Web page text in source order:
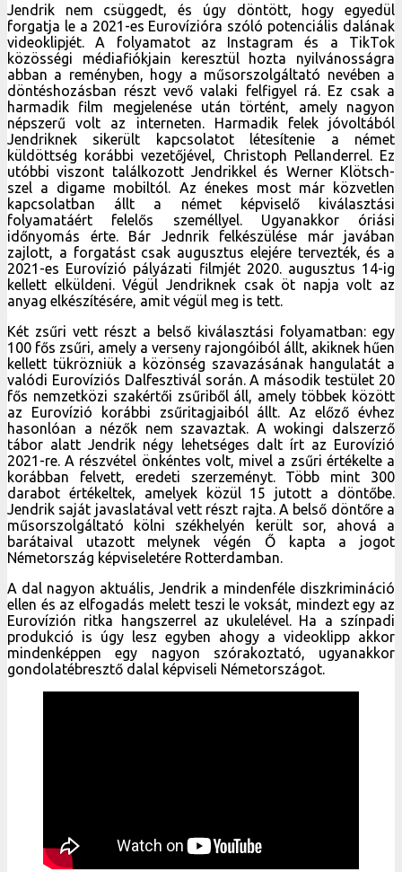
Jendrik nem csüggedt, és úgy döntött, hogy egyedül
forgatja le a 2021-es Eurovízióra szóló potenciális dalának
videoklipjét. A folyamatot az Instagram és a TikTok
közösségi médiafiókjain keresztül hozta nyilvánosságra
abban a reményben, hogy a műsorszolgáltató nevében a
döntéshozásban részt vevő valaki felfigyel rá. Ez csak a
harmadik film megjelenése után történt, amely nagyon
népszerű volt az interneten. Harmadik felek jóvoltából
Jendriknek sikerült kapcsolatot létesítenie a német
küldöttség korábbi vezetőjével, Christoph Pellanderrel. Ez
utóbbi viszont találkozott Jendrikkel és Werner Klötsch-
szel a digame mobiltól. Az énekes most már közvetlen
kapcsolatban állt a német képviselő kiválasztási
folyamatáért felelős személlyel. Ugyanakkor óriási
időnyomás érte. Bár Jednrik felkészülése már javában
zajlott, a forgatást csak augusztus elejére tervezték, és a
2021-es Eurovízió pályázati filmjét 2020. augusztus 14-ig
kellett elküldeni. Végül Jendriknek csak öt napja volt az
anyag elkészítésére, amit végül meg is tett.
Két zsűri vett részt a belső kiválasztási folyamatban: egy
100 fős zsűri, amely a verseny rajongóiból állt, akiknek hűen
kellett tükrözniük a közönség szavazásának hangulatát a
valódi Eurovíziós Dalfesztivál során. A második testület 20
fős nemzetközi szakértői zsűriből áll, amely többek között
az Eurovízió korábbi zsűritagjaiból állt. Az előző évhez
hasonlóan a nézők nem szavaztak. A wokingi dalszerző
tábor alatt Jendrik négy lehetséges dalt írt az Eurovízió
2021-re. A részvétel önkéntes volt, mivel a zsűri értékelte a
korábban felvett, eredeti szerzeményt. Több mint 300
darabot értékeltek, amelyek közül 15 jutott a döntőbe.
Jendrik saját javaslatával vett részt rajta. A belső döntőre a
műsorszolgáltató kölni székhelyén került sor, ahová a
barátaival utazott melynek végén Ő kapta a jogot
Németország képviseletére Rotterdamban.
A dal nagyon aktuális, Jendrik a mindenféle diszkrimináció
ellen és az elfogadás melett teszi le voksát, mindezt egy az
Eurovízión ritka hangszerrel az ukulelével. Ha a színpadi
produkció is úgy lesz egyben ahogy a videoklipp akkor
mindenképpen egy nagyon szórakoztató, ugyanakkor
gondolatébresztő dalal képviseli Németországot.